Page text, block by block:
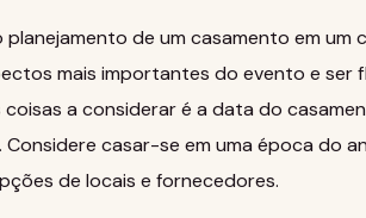
de um casamento em
mais importantes do evento e ser
coisas a considerar é a data do
casar-se em uma época do
de locais e fornecedores.